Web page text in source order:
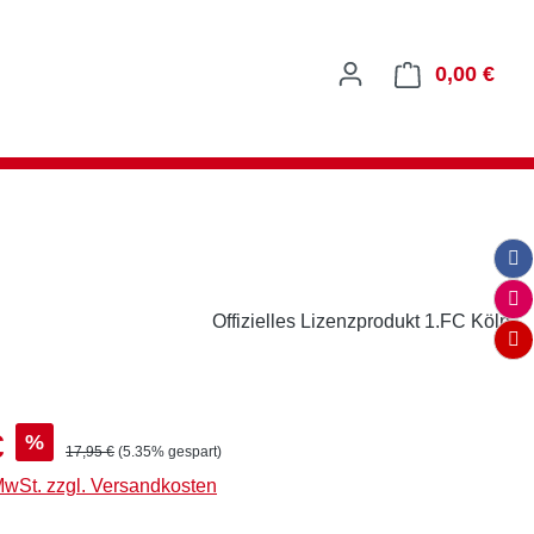
0,00 €
Offizielles Lizenzprodukt 1.FC Köln
% Regulärer Preis:
17,95 € (5.35% gespart)
zzgl. Versandkosten